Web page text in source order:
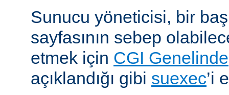
Sunucu yöneticisi, bir
sayfasının sebep
etmek için CGI Genelinde
açıklandığı gibi suexec’i